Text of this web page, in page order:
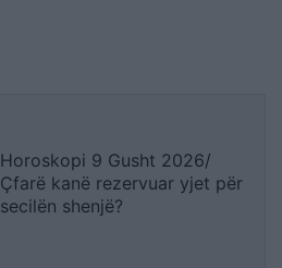
Horoskopi 9 Gusht 2026/
Çfarë kanë rezervuar yjet për
secilën shenjë?